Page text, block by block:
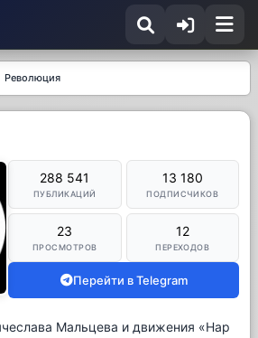
Революция
288 541
ПУБЛИКАЦИЙ
13 180
ПОДПИСЧИКОВ
23
ПРОСМОТРОВ
12
ПЕРЕХОДОВ
Перейти в Telegram
Мальцева и движения «Нар